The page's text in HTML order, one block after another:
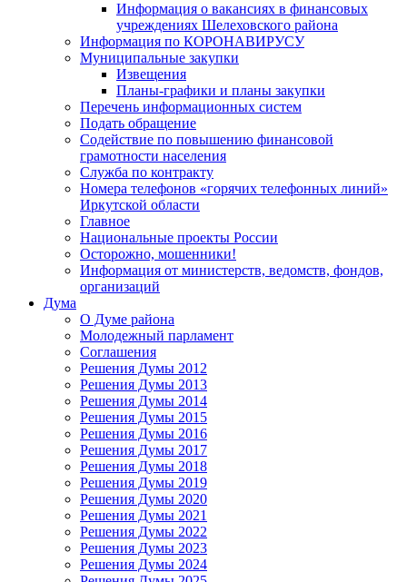
Информация о вакансиях в финансовых
учреждениях Шелеховского района
Информация по КОРОНАВИРУСУ
Муниципальные закупки
Извещения
Планы-графики и планы закупки
Перечень информационных систем
Подать обращение
Содействие по повышению финансовой
грамотности населения
Служба по контракту
Номера телефонов «горячих телефонных линий»
Иркутской области
Главное
Национальные проекты России
Осторожно, мошенники!
Информация от министерств, ведомств, фондов,
организаций
Дума
О Думе района
Молодежный парламент
Соглашения
Решения Думы 2012
Решения Думы 2013
Решения Думы 2014
Решения Думы 2015
Решения Думы 2016
Решения Думы 2017
Решения Думы 2018
Решения Думы 2019
Решения Думы 2020
Решения Думы 2021
Решения Думы 2022
Решения Думы 2023
Решения Думы 2024